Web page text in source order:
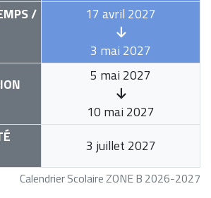
Calendrier Scolaire ZONE B 2026-2027
/
17 avril 2027
3 mai 2027
5 mai 2027
10 mai 2027
3 juillet 2027